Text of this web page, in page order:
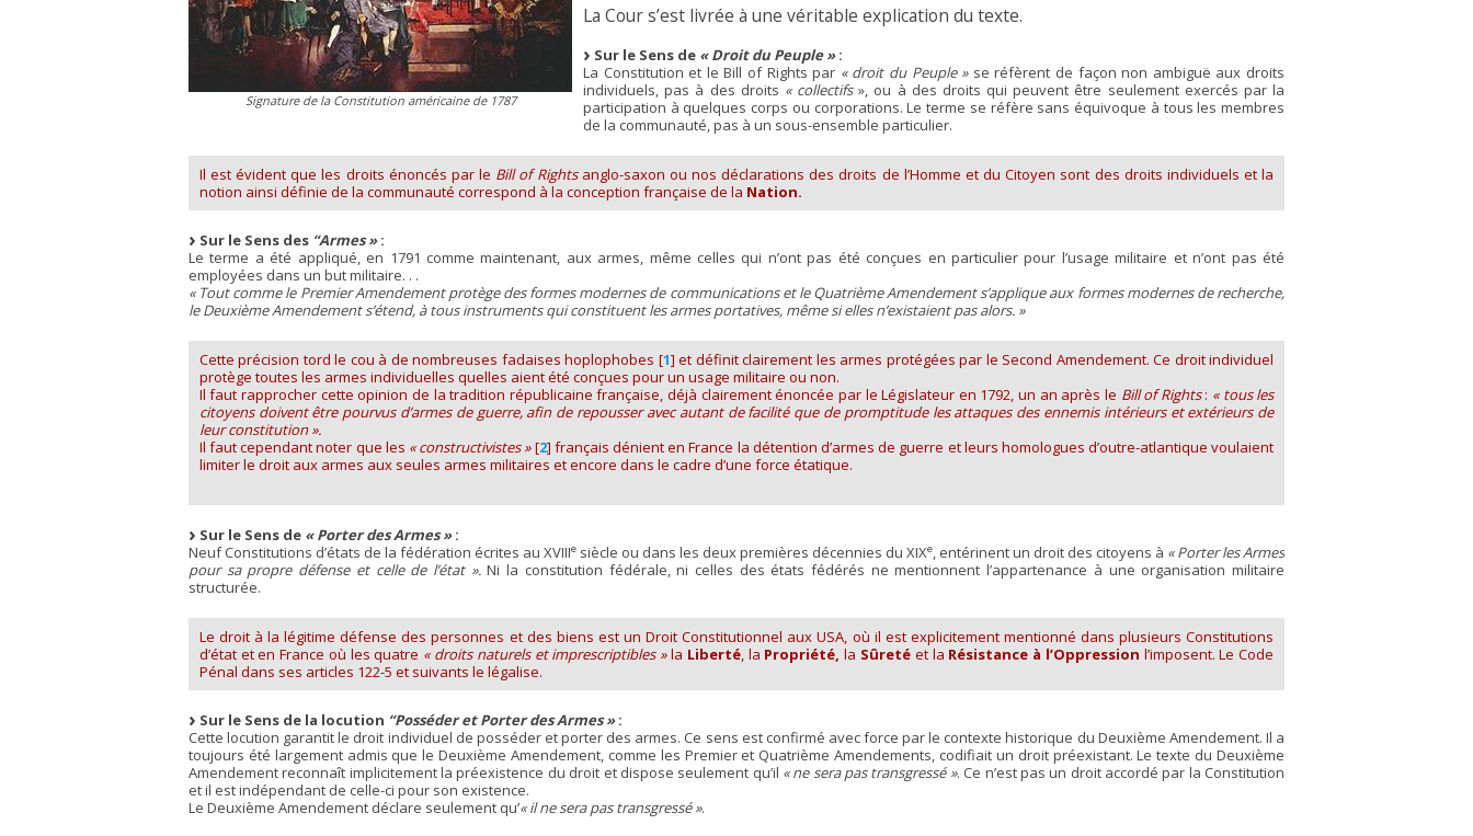
Signature de la Constitution américaine de 1787
La Cour s’est livrée à une véritable explication du texte.
Sur le Sens de « Droit du Peuple »:
La Constitution et le Bill of Rights par « droit du Peuple »se réfèrent de façon non ambiguë aux droits
individuels, pas à des droits « collectifs», ou à des droits qui peuvent être seulement exercés par la
participation à quelques corps ou corporations. Le terme se réfère sans équivoque à tous les membres
de la communauté, pas à un sous-ensemble particulier.
Il est évident que les droits énoncés par le Bill of Rightsanglo-saxon ou nos déclarations des droits de l’Homme et du Citoyen sont des droits individuels et la
notion ainsi définie de la communauté correspond à la conception française de la Nation.
Sur le Sens des “Armes »:
Le terme a été appliqué, en 1791 comme maintenant, aux armes, même celles qui n’ont pas été conçues en particulier pour l’usage militaire et n’ont pas été
employées dans un but militaire. . .
« Tout comme le Premier Amendement protège des formes modernes de communications et le Quatrième Amendement s’applique aux formes modernes de recherche,
le Deuxième Amendement s’étend, à tous instruments qui constituent les armes portatives, même si elles n’existaient pas alors. »
Cette précision tord le cou à de nombreuses fadaises hoplophobes [1] et définit clairement les armes protégées par le Second Amendement. Ce droit individuel
protège toutes les armes individuelles quelles aient été conçues pour un usage militaire ou non.
Il faut rapprocher cette opinion de la tradition républicaine française, déjà clairement énoncée par le Législateur en 1792, un an après le Bill of Rights: « tous les
citoyens doivent être pourvus d’armes de guerre, afin de repousser avec autant de facilité que de promptitude les attaques des ennemis intérieurs et extérieurs de
leur constitution ».
Il faut cependant noter que les « constructivistes »[2] français dénient en France la détention d’armes de guerre et leurs homologues d’outre-atlantique voulaient
limiter le droit aux armes aux seules armes militaires et encore dans le cadre d’une force étatique.
Sur le Sens de « Porter des Armes »:
Neuf Constitutions d’états de la fédération écrites au XVIIIe siècle ou dans les deux premières décennies du XIXe, entérinent un droit des citoyens à « Porter les Armes
pour sa propre défense et celle de l’état ».Ni la constitution fédérale, ni celles des états fédérés ne mentionnent l’appartenance à une organisation militaire
structurée.
Le droit à la légitime défense des personnes et des biens est un Droit Constitutionnel aux USA, où il est explicitement mentionné dans plusieurs Constitutions
d’état et en France où les quatre « droits naturels et imprescriptibles »la Liberté, la Propriété, la Sûretéet la Résistance à l’Oppression l’imposent. Le Code
Pénal dans ses articles 122-5 et suivants le légalise.
Sur le Sens de la locution “Posséder et Porter des Armes »:
Cette locution garantit le droit individuel de posséder et porter des armes. Ce sens est confirmé avec force par le contexte historique du Deuxième Amendement. Il a
toujours été largement admis que le Deuxième Amendement, comme les Premier et Quatrième Amendements, codifiait un droit préexistant. Le texte du Deuxième
Amendement reconnaît implicitement la préexistence du droit et dispose seulement qu’il « ne sera pas transgressé ». Ce n’est pas un droit accordé par la Constitution
et il est indépendant de celle-ci pour son existence.
Le Deuxième Amendement déclare seulement qu’« il ne sera pas transgressé ».